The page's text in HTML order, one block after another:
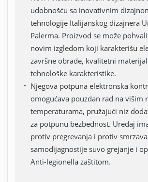
udobnošću sa inovativnim
tehnologije Italijanskog dizajnera
Palerma. Proizvod se može
novim izgledom koji karakterišu
završne obrade, kvalitetni
tehnološke karakteristike.
Njegova potpuna elektronska
omogućava pouzdan rad na višim
temperaturama, pružajući niz
za potpunu bezbednost. Uređaj
protiv pregrevanja i protiv
samodijagnostije suvo grejanje i
Anti-legionella zaštitom.